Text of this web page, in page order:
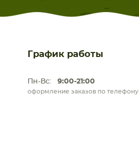
График работы
Пн-Вс: 9:00-21:00
оформление заказов по телефону